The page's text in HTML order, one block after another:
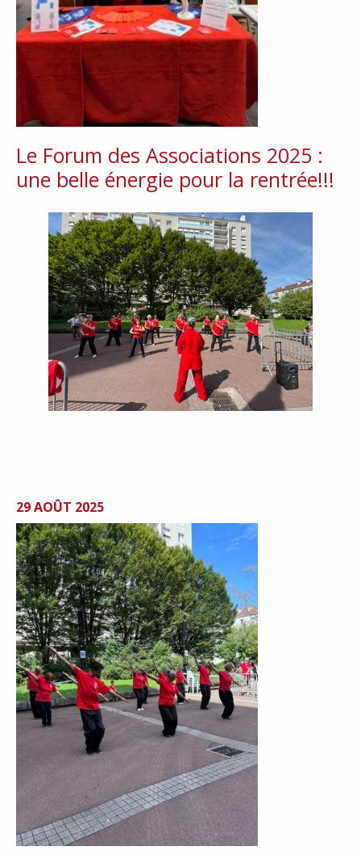
Le Forum des Associations 2025 :
une belle énergie pour la rentrée!!!
29 AOÛT 2025